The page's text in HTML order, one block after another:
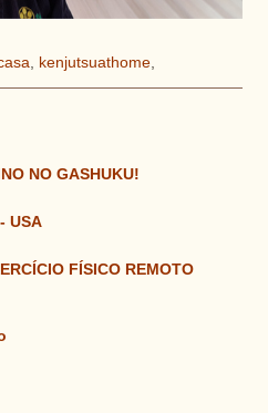
kenjutsuathome,
NO GASHUKU!
USA
FÍSICO REMOTO